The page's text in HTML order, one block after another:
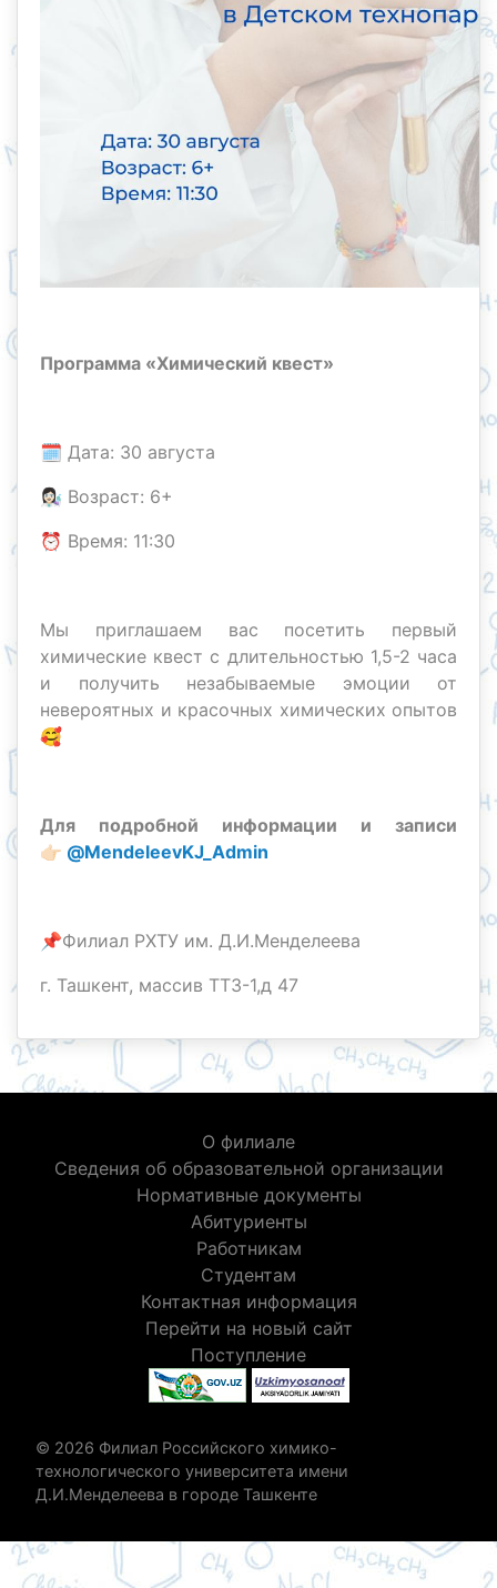
Программа «Химический квест»
🗓️ Дата: 30 августа
👩🏻‍🔬 Возраст: 6+
⏰ Время: 11:30
Мы приглашаем вас посетить первый
химические квест с длительностью 1,5-2 часа
и получить незабываемые эмоции от
невероятных и красочных химических опытов
🥰
Для подробной информации и записи
👉🏻 @MendeleevKJ_Admin
📌Филиал РХТУ им. Д.И.Менделеева
г. Ташкент, массив ТТ3-1,д 47
О филиале
Сведения об образовательной организации
Нормативные документы
Абитуриенты
Работникам
Студентам
Контактная информация
Перейти на новый сайт
Поступление
© 2026 Филиал Российского химико-
технологического университета имени
Д.И.Менделеева в городе Ташкенте